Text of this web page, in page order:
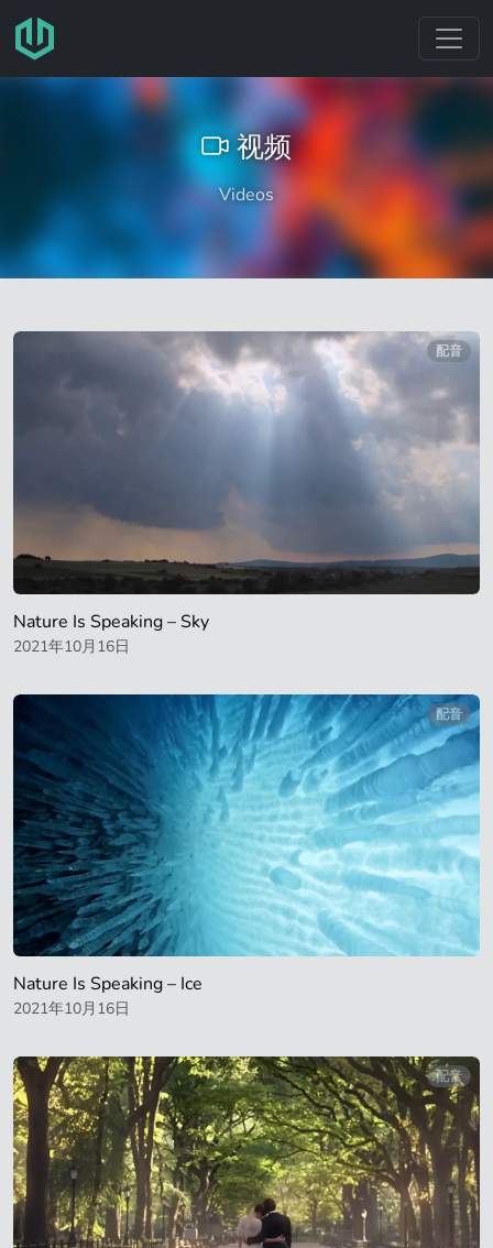
跳转至主要内容
视频
Videos
配音
Nature Is Speaking – Sky
2021年10月16日
配音
Nature Is Speaking – Ice
2021年10月16日
配音